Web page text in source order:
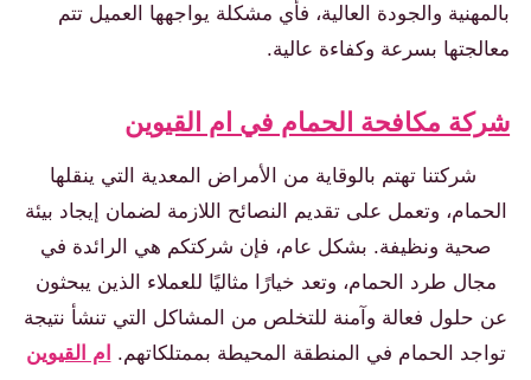
والجودة العالية، فأي مشكلة يواجهها العميل تتم
بسرعة وكفاءة عالية.
مكافحة الحمام في ام القيوين
شركتنا تهتم بالوقاية من الأمراض المعدية التي ينقلها
الحمام، وتعمل على تقديم النصائح اللازمة لضمان إيجاد بيئة
صحية ونظيفة. بشكل عام، فإن شركتكم هي الرائدة في
مجال طرد الحمام، وتعد خيارًا مثاليًا للعملاء الذين يبحثون
عن حلول فعالة وآمنة للتخلص من المشاكل التي تنشأ نتيجة
تواجد الحمام في المنطقة المحيطة بممتلكاتهم.ام القيوين